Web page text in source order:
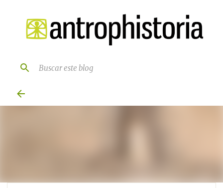
Ir al contenido principal